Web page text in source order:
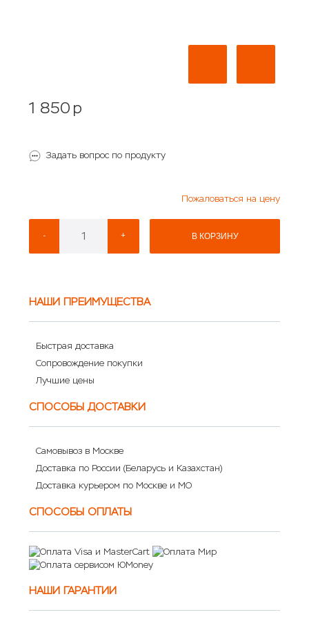
1 850 p
Задать вопрос по продукту
Пожаловаться на цену
- + В КОРЗИНУ
НАШИ ПРЕИМУЩЕСТВА
Быстрая доставка
Сопровождение покупки
Лучшие цены
СПОСОБЫ ДОСТАВКИ
Самовывоз в Москве
Доставка по России (Беларусь и Казахстан)
Доставка курьером по Москве и МО
СПОСОБЫ ОПЛАТЫ
НАШИ ГАРАНТИИ